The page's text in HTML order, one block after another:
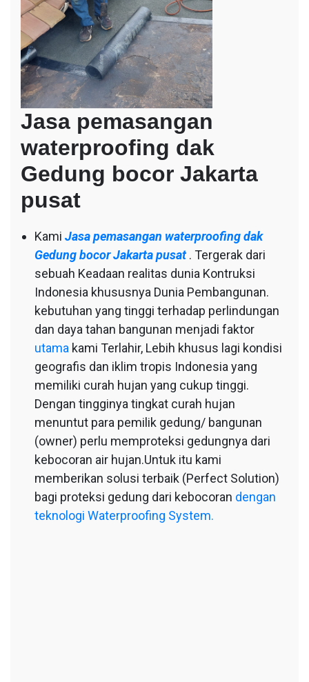
Jasa pemasangan
waterproofing dak
Gedung bocor Jakarta
pusat
Kami Jasa pemasangan waterproofing dak
Gedung bocor Jakarta pusat. Tergerak dari
sebuah Keadaan realitas dunia Kontruksi
Indonesia khususnya Dunia Pembangunan.
kebutuhan yang tinggi terhadap perlindungan
dan daya tahan bangunan menjadi faktor
utama kami Terlahir, Lebih khusus lagi kondisi
geografis dan iklim tropis Indonesia yang
memiliki curah hujan yang cukup tinggi.
Dengan tingginya tingkat curah hujan
menuntut para pemilik gedung/ bangunan
(owner) perlu memproteksi gedungnya dari
kebocoran air hujan.Untuk itu kami
memberikan solusi terbaik (Perfect Solution)
bagi proteksi gedung dari kebocoran dengan
teknologi Waterproofing System.